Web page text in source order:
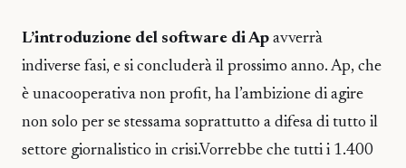
L’introduzione del software di Ap avverrà
indiverse fasi, e si concluderà il prossimo anno. Ap, che
è unacooperativa non profit, ha l’ambizione di agire
non solo per se stessama soprattutto a difesa di tutto il
settore giornalistico in crisi.Vorrebbe che tutti i 1.400